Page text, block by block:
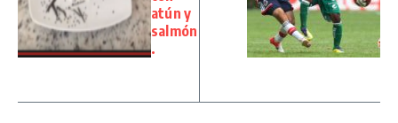
atún y
salmón
.